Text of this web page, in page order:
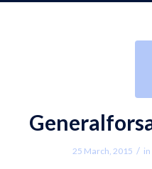
25 March, 2015 / in